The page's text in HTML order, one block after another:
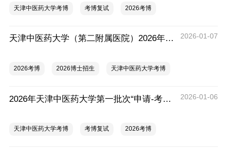
天津中医药大学考博 考博复试 2026考博
天津中医药大学（第二附属医院）2026年“申请-考核”博士调剂通知 2026-01-07
2026考博 2026博士招生 天津中医药大学考博
2026年天津中医药大学第一批次“申请-考核制”博士研究生招生复试通知 2026-01-06
天津中医药大学考博 考博复试 2026考博